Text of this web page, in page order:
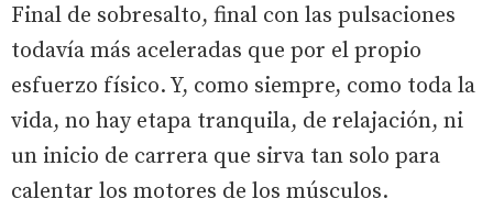
Final de sobresalto, final con las pulsaciones
todavía más aceleradas que por el propio
esfuerzo físico. Y, como siempre, como toda la
vida, no hay etapa tranquila, de relajación, ni
un inicio de carrera que sirva tan solo para
calentar los motores de los músculos.